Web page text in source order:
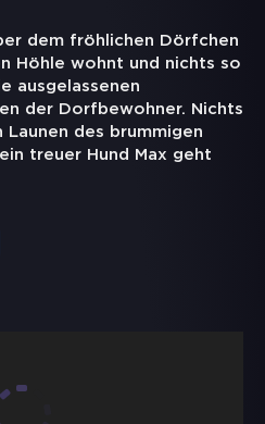
dem fröhlichen Dörfchen
Höhle wohnt und nichts so
ausgelassenen
der Dorfbewohner. Nichts
des brummigen
treuer Hund Max geht